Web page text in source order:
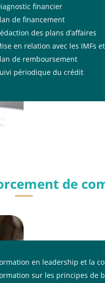
financier
de financement
des plans d’affaires
en relation avec les IMFs
de remboursement
périodique du crédit
de
en leadership et la
sur les principes de